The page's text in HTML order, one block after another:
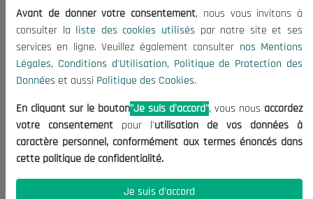
Conditions d'Utilisation
Politique de Protection des Données
Politique des Cookies
Nous Contacter
(+213) 021 98 01 00|01|02
contact@cnese.dz
Suggestions ou Initiatives ?
Newsletter
dernières nouvelles.
Avant de donner votre consentement, nous vous invitons à
consulter la liste des cookies utilisés par notre site et ses
services en ligne. Veuillez également consulter nos Mentions
Légales, Conditions d'Utilisation, Politique de Protection des
Données et aussi Politique des Cookies.
En cliquant sur le bouton"Je suis d'accord", vous nous accordez
votre consentement pour l'utilisation de vos données à
caractère personnel, conformément aux termes énoncés dans
cette politique de confidentialité.
Je suis d'accord